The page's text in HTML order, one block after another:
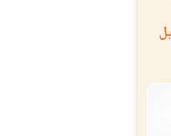
في القرن الخامس عشر